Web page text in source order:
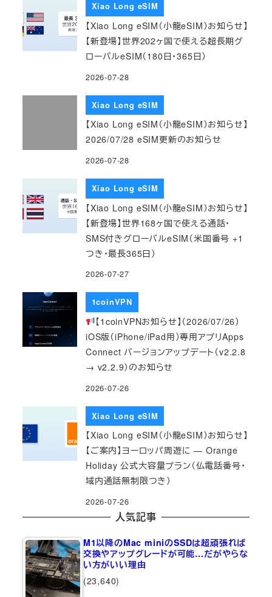
Xiao Long eSIM
【Xiao Long eSIM（小龍eSIM）お知らせ】
【新登場】世界202ヶ国で使える超長期グ
ローバルeSIM（180日・365日）
2026-07-28
Xiao Long eSIM
【Xiao Long eSIM（小龍eSIM）お知らせ】
2026/07/28 eSIM更新のお知らせ
2026-07-28
Xiao Long eSIM
【Xiao Long eSIM（小龍eSIM）お知らせ】
【新登場】世界168ヶ国で使える通話・
SMS付きグローバルeSIM（米国番号 +1
つき・最長365日）
2026-07-27
1coinVPN
【1coinVPNお知らせ】（2026/07/26）
iOS版（iPhone/iPad用）専用アプリApps
Connect バージョンアップデート（v2.2.8
→ v2.2.9）のお知らせ
2026-07-26
Xiao Long eSIM
【Xiao Long eSIM（小龍eSIM）お知らせ】
【ご案内】ヨーロッパ周遊に — Orange
Holiday 公式大容量プラン（仏電話番号・
域内通話無制限つき）
2026-07-26
人気記事
M1以降のMac miniのSSDは超頑張れば
交換やアップグレードが可能…だがやらな
い方がいい理由
(23,640)